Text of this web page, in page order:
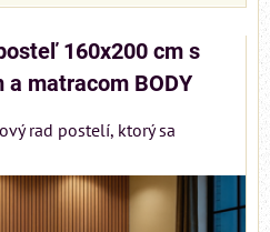
160x200 cm s
matracom BODY
rad postelí, ktorý sa